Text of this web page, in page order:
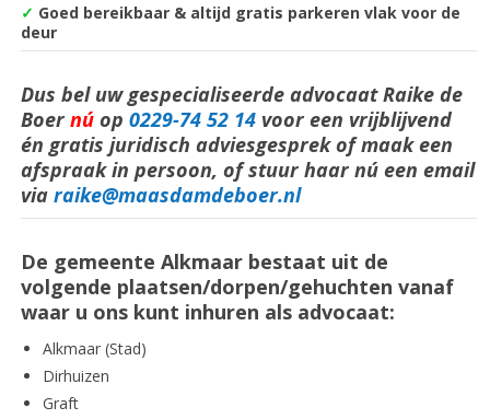
✓ Goed bereikbaar & altijd gratis parkeren vlak voor de
deur
Dus bel uw gespecialiseerde advocaat Raike de
Boernúop 0229-74 52 14 voor een vrijblijvend
én gratis juridisch adviesgesprek of maak een
afspraak in persoon, of stuur haar nú een email
via raike@maasdamdeboer.nl
De gemeente Alkmaar bestaat uit de
volgende plaatsen/dorpen/gehuchten vanaf
waar u ons kunt inhuren als advocaat:
Alkmaar (Stad)
Dirhuizen
Graft